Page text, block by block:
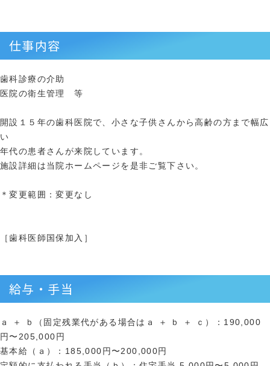
仕事内容
歯科診療の介助
医院の衛生管理 等
開設１５年の歯科医院で、小さな子供さんから高齢の方まで幅広
い
年代の患者さんが来院しています。
施設詳細は当院ホームページを是非ご覧下さい。
＊変更範囲：変更なし
［歯科医師国保加入］
給与・手当
ａ ＋ ｂ（固定残業代がある場合はａ ＋ ｂ ＋ ｃ）：190,000
円〜205,000円
基本給（ａ）：185,000円〜200,000円